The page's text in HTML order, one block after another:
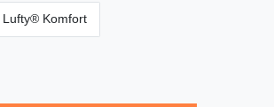
Lufty® Komfort